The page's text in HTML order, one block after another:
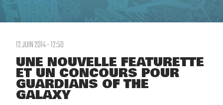
12 JUIN 2014 - 12:50
UNE NOUVELLE FEATURETTE
ET UN CONCOURS POUR
GUARDIANS OF THE
GALAXY